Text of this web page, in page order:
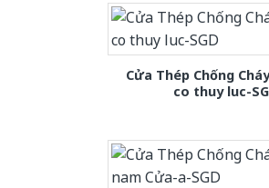
Cửa Thép Chống
co thuy luc-